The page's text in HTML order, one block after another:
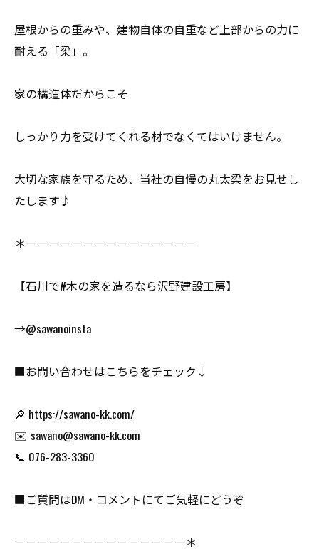
屋根からの重みや、建物自体の自重など上部からの力に
耐える「梁」。
家の構造体だからこそ
しっかり力を受けてくれる材でなくてはいけません。
大切な家族を守るため、当社の自慢の丸太梁をお見せし
たします♪
＊－－－－－－－－－－－－－－－
【石川で#木の家を造るなら沢野建設工房】
→@sawanoinsta
■お問い合わせはこちらをチェック↓
🔎 https://sawano-kk.com/
✉️ sawano@sawano-kk.com
📞 076-283-3360
■ご質問はDM・コメントにてご気軽にどうぞ
－－－－－－－－－－－－－－－＊